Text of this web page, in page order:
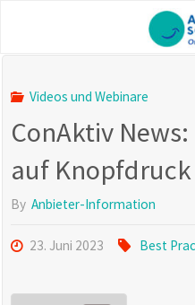
content
Videos und Webinare
ConAktiv
auf Knopfdruck
By Anbieter-Information
23. Juni 2023 Best